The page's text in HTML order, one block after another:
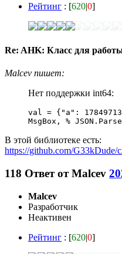
Рейтинг : [620|0]
Re: AHK: Класс для
Malcev пишет:
Нет поддержки int64:
val = {"a":
MsgBox, %
В этой библиотеке есть:
https://github.com/G33kDude/
118 Ответ отMalcev
Malcev
Разработчик
Неактивен
Рейтинг : [620|0]